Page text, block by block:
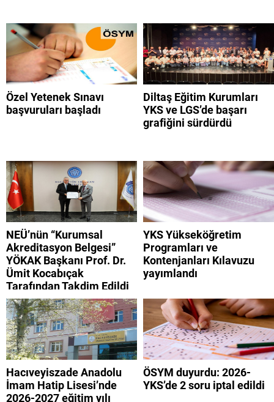
Özel Yetenek Sınavı
başvuruları başladı
Diltaş Eğitim Kurumları
YKS ve LGS’de başarı
grafiğini sürdürdü
NEÜ’nün “Kurumsal
Akreditasyon Belgesi”
YÖKAK Başkanı Prof. Dr.
Ümit Kocabıçak
Tarafından Takdim Edildi
YKS Yükseköğretim
Programları ve
Kontenjanları Kılavuzu
yayımlandı
Hacıveyiszade Anadolu
İmam Hatip Lisesi’nde
2026-2027 eğitim yılı
ÖSYM duyurdu: 2026-
YKS’de 2 soru iptal edildi